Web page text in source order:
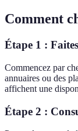
Comment
Étape 1 :
Commencez par
annuaires ou des
affichent une
Étape 2 :